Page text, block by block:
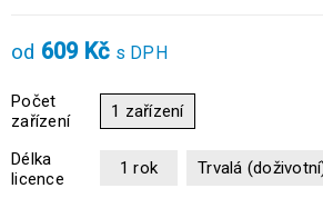
od 609 Kč s DPH
Počet
zařízení
1 zařízení
Délka
licence
1 rok Trvalá